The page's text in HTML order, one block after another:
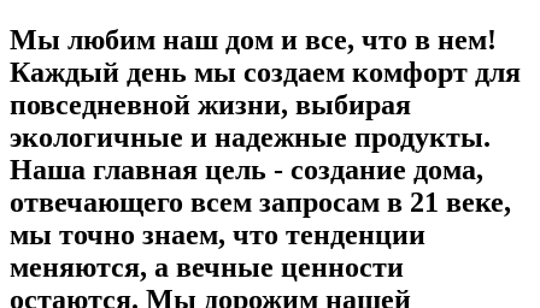
Мы любим наш дом и все, что в нем!
Каждый день мы создаем комфорт для
повседневной жизни, выбирая
экологичные и надежные продукты.
Наша главная цель - создание дома,
отвечающего всем запросам в 21 веке,
мы точно знаем, что тенденции
меняются, а вечные ценности
остаются. Мы дорожим нашей